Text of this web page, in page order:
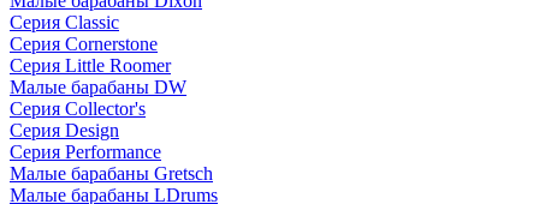
Серия Classic
Серия Cornerstone
Серия Little Roomer
Малые барабаны DW
Серия Collector's
Серия Design
Серия Performance
Малые барабаны Gretsch
Малые барабаны LDrums